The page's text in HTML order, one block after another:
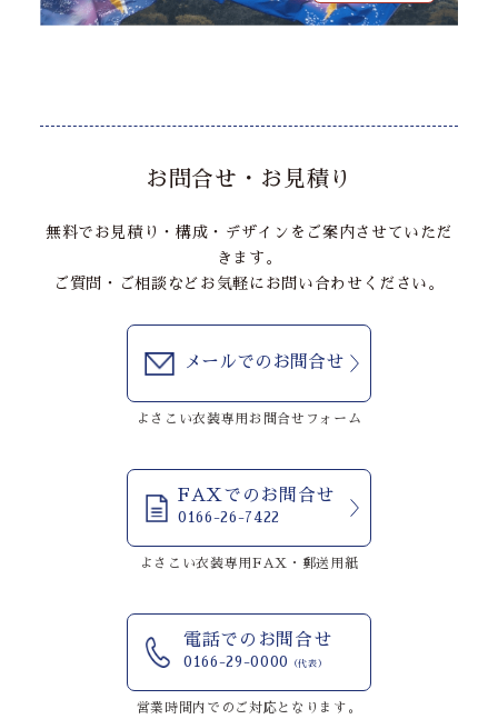
お問合せ・お見積り
無料でお見積り・構成・デザインをご案内させていただ
きます。
ご質問・ご相談などお気軽にお問い合わせください。
メールでのお問合せ
よさこい衣装専用お問合せフォーム
FAXでのお問合せ
0166-26-7422
よさこい衣装専用FAX・郵送用紙
電話でのお問合せ
0166-29-0000 （代表）
営業時間内でのご対応となります。